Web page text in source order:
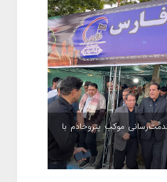
موکب پتروخادم با